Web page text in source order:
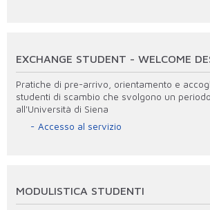
EXCHANGE STUDENT - WELCOME
Pratiche di pre-arrivo, orientamento e
studenti di scambio che svolgono un
all'Università di Siena
Accesso al servizio
MODULISTICA STUDENTI